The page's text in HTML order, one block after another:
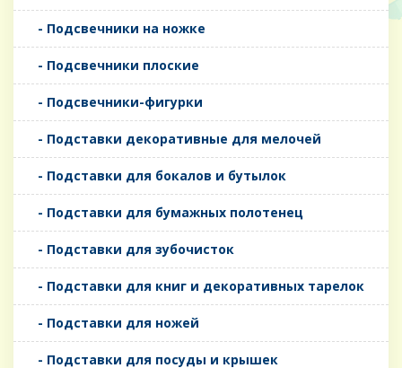
- Подсвечники на ножке
- Подсвечники плоские
- Подсвечники-фигурки
- Подставки декоративные для мелочей
- Подставки для бокалов и бутылок
- Подставки для бумажных полотенец
- Подставки для зубочисток
- Подставки для книг и декоративных тарелок
- Подставки для ножей
- Подставки для посуды и крышек